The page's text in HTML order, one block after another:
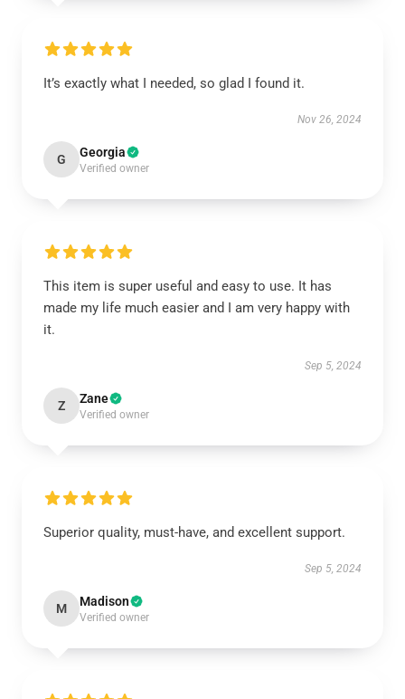
It’s exactly what I needed, so glad I found it.
Nov 26, 2024
G Georgia
Verified owner
This item is super useful and easy to use. It has
made my life much easier and I am very happy with
it.
Sep 5, 2024
Z Zane
Verified owner
Superior quality, must-have, and excellent support.
Sep 5, 2024
M Madison
Verified owner